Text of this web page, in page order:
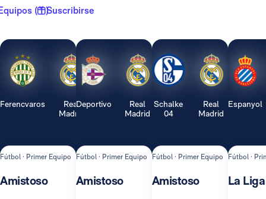
( 1 )Suscribirse
Ferencvaros
Real
Madrid
Fútbol · Primer Equipo
Amistoso
Deportivo
Real
Madrid
Fútbol · Primer Equipo
Amistoso
Schalke
04
Real
Madrid
Fútbol · Primer Equipo
Amistoso
Espanyol
Fútbol ·
La Liga